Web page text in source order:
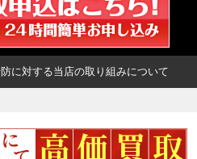
に対する当店の取り組みについて